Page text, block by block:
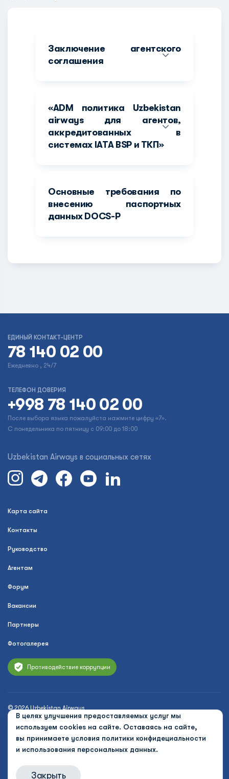
В целях улучшения предоставляемых услуг мы
используем cookies на сайте. Оставаясь на сайте,
вы принимаете условия политики конфидециальности
и использования персональных данных.
Закрыть
Заключение агентского
соглашения
«ADM политика Uzbekistan
airways для агентов,
аккредитованных в
системах IATA BSP и ТКП»
Основные требования по
внесению паспортных
данных DOCS-P
ЕДИНЫЙ КОНТАКТ-ЦЕНТР
78 140 02 00
Ежедневно , 24/7
ТЕЛЕФОН ДОВЕРИЯ
+998 78 140 02 00
После выбора языка пожалуйста нажмите цифру «7».
С понедельника по пятницу с 09:00 до 18:00
Uzbekistan Airways в социальных сетях
Карта сайта
Контакты
Руководство
Агентам
Форум
Вакансии
Партнеры
Фотогалерея
Противодействие коррупции
© 2026 Uzbekistan Airways
Политика конфиденциальности
Публичная оферта